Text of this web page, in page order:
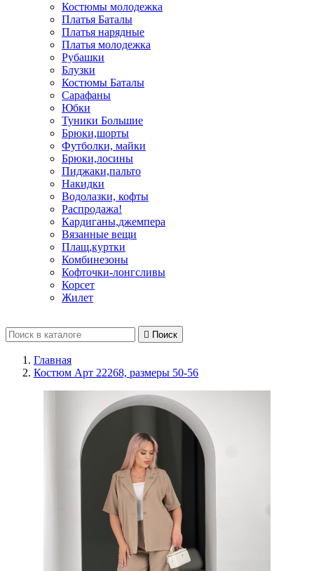
Костюмы молодежка
Платья Баталы
Платья нарядные
Платья молодежка
Рубашки
Блузки
Костюмы Баталы
Сарафаны
Юбки
Туники Большие
Брюки,шорты
Футболки, майки
Брюки,лосины
Пиджаки,пальто
Накидки
Водолазки, кофты
Распродажа!
Кардиганы,джемпера
Вязанные вещи
Плащ,куртки
Комбинезоны
Кофточки-лонгсливы
Корсет
Жилет
 Поиск
Главная
Костюм Арт 22268, размеры 50-56